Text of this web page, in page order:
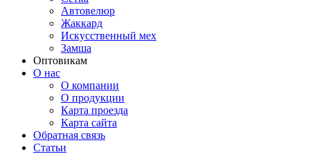
Автовелюр
Жаккард
Искусственный мех
Замша
Оптовикам
О нас
О компании
О продукции
Карта проезда
Карта сайта
Обратная связь
Статьи